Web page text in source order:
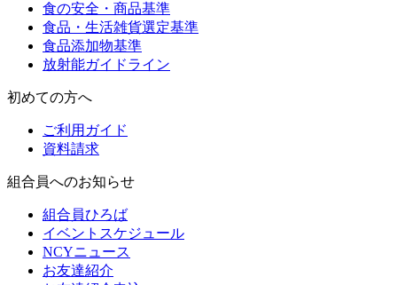
食の安全・商品基準
食品・生活雑貨選定基準
食品添加物基準
放射能ガイドライン
初めての方へ
ご利用ガイド
資料請求
組合員へのお知らせ
組合員ひろば
イベントスケジュール
NCYニュース
お友達紹介